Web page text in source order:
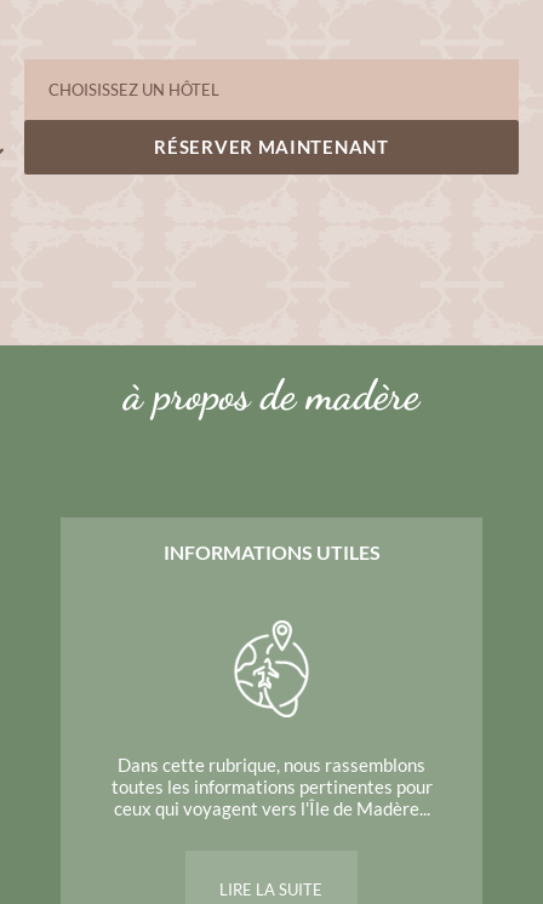
RÉSERVER MAINTENANT
à propos de madère
INFORMATIONS UTILES
Dans cette rubrique, nous rassemblons
toutes les informations pertinentes pour
ceux qui voyagent vers l'Île de Madère...
LIRE LA SUITE